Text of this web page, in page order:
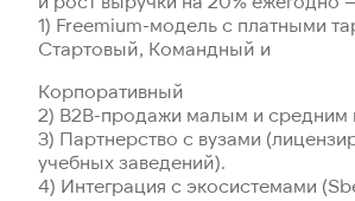
1) Freemium-модель с платными
Стартовый, Командный и
Корпоративный
2) B2B-продажи малым и средним
3) Партнерство с вузами
учебных заведений).
4) Интеграция с экосистемами